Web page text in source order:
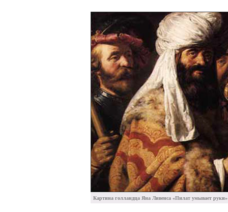
Картина голландца Яна Ливенса «Пилат умывает руки»